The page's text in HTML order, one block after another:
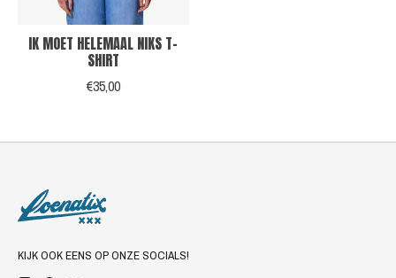
IK MOET HELEMAAL NIKS T-
SHIRT
€35,00
KIJK OOK EENS OP ONZE SOCIALS!